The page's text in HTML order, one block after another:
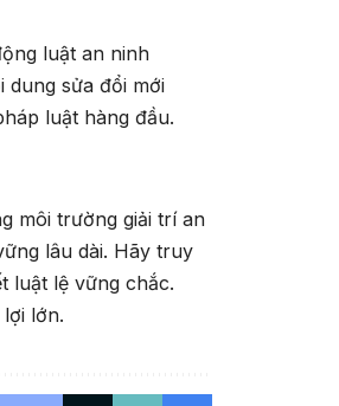
luật an ninh
dung sửa đổi mới
luật hàng đầu.
môi trường giải trí an
lâu dài. Hãy truy
luật lệ vững chắc.
lớn.